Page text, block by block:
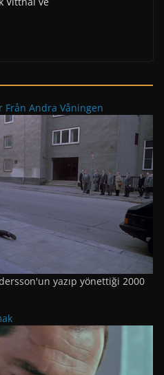
Från Andra Våningen
yazıp yönettiği 2000